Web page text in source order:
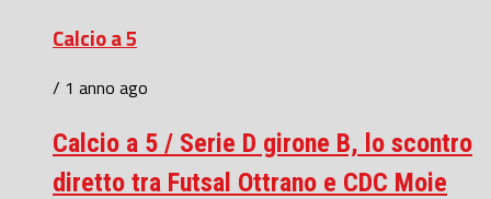
Calcio a 5
/ 1 anno ago
Calcio a 5 / Serie D girone B, lo scontro
diretto tra Futsal Ottrano e CDC Moie